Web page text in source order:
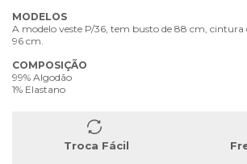
MODELOS
A modelo veste P/36, tem busto de 88 cm, cintura
96 cm.
COMPOSIÇÃO
99% Algodão
1% Elastano
Troca Fácil